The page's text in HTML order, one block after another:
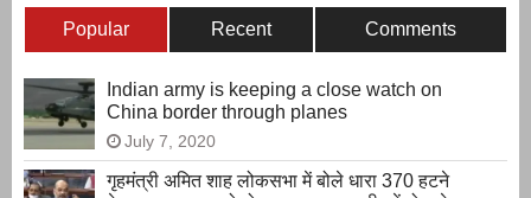
Popular Recent Comments
Indian army is keeping a close watch on
China border through planes
July 7, 2020
गृहमंत्री अमित शाह लोकसभा में बोले धारा 370 हटने